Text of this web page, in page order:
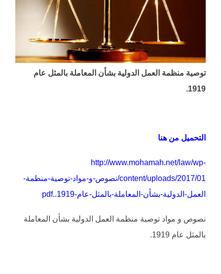
توصية منظمة العمل الدولية بشأن المعاملة بالمثل عام
1919.
التحميل من هنا
http://www.mohamah.net/law/wp-
content/uploads/2017/01/نصوص-و-مواد-توصية-منظمة-
العمل-الدولية-بشأن-المعاملة-بالمثل-عام-1919..pdf
نصوص و مواد توصية منظمة العمل الدولية بشأن المعاملة
بالمثل عام 1919.